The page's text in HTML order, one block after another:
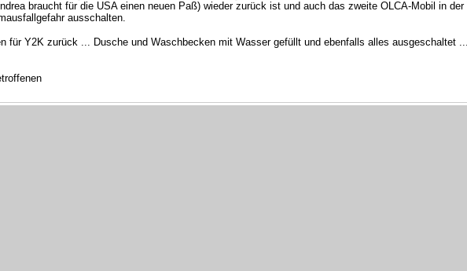
braucht für die USA einen neuen Paß) wieder zurück ist und auch das zweite OLCA-Mobil in
ausschalten.
für Y2K zurück ... Dusche und Waschbecken mit Wasser gefüllt und ebenfalls alles